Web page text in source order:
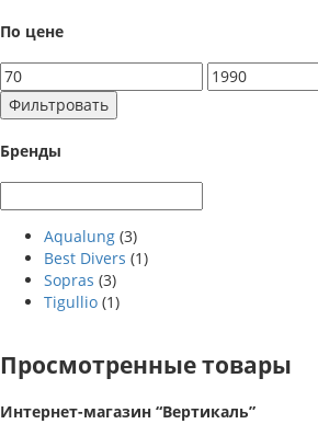
По цене
Фильтровать
Бренды
Aqualung (3)
Best Divers (1)
Sopras (3)
Tigullio (1)
Просмотренные товары
Интернет-магазин “Вертикаль”